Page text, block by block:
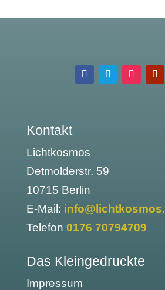
Kontakt
Lichtkosmos
Detmolderstr. 59
10715 Berlin
E-Mail:
Telefon 0176 70794709
Das Kleingedruckte
Impressum